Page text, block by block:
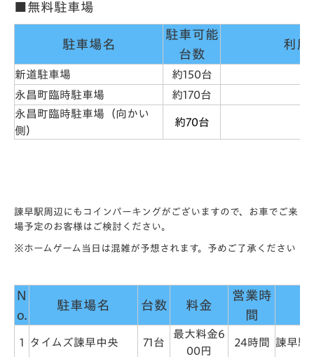
■無料駐車場
駐車場名
駐車可能
台数
利用
新道駐車場 約150台
永昌町臨時駐車場 約170台
永昌町臨時駐車場（向かい
側）
約70台
諫早駅周辺にもコインパーキングがございますので、お車でご来
場予定のお客様はご検討ください。
※ホームゲーム当日は混雑が予想されます。予めご了承ください
N
o.
駐車場名 台数 料金
営業時
間
1 タイムズ諫早中央 71台
最大料金6
00円
24時間 諫早駅